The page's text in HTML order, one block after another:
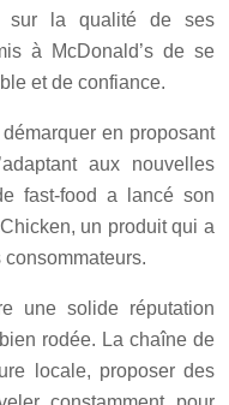
sur la qualité de ses
à McDonald’s de se
et de confiance.
en proposant
aux nouvelles
fast-food a lancé son
un produit qui a
une solide réputation
rodée. La chaîne de
locale, proposer des